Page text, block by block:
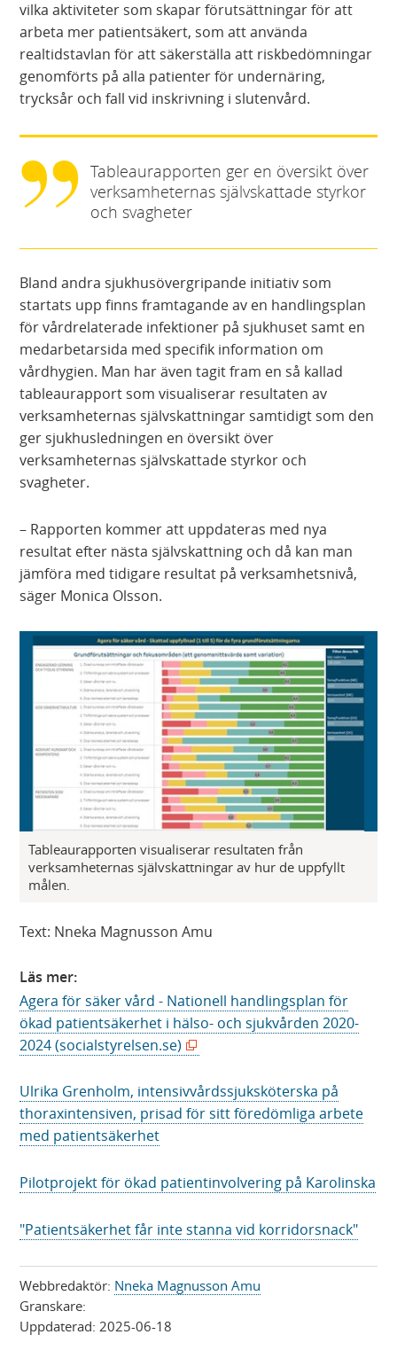
vilka aktiviteter som skapar förutsättningar för att
arbeta mer patientsäkert, som att använda
realtidstavlan för att säkerställa att riskbedömningar
genomförts på alla patienter för undernäring,
trycksår och fall vid inskrivning i slutenvård.
Tableaurapporten ger en översikt över
verksamheternas självskattade styrkor
och svagheter
Bland andra sjukhusövergripande initiativ som
startats upp finns framtagande av en handlingsplan
för vårdrelaterade infektioner på sjukhuset samt en
medarbetarsida med specifik information om
vårdhygien. Man har även tagit fram en så kallad
tableaurapport som visualiserar resultaten av
verksamheternas självskattningar samtidigt som den
ger sjukhusledningen en översikt över
verksamheternas självskattade styrkor och
svagheter.
– Rapporten kommer att uppdateras med nya
resultat efter nästa självskattning och då kan man
jämföra med tidigare resultat på verksamhetsnivå,
säger Monica Olsson.
Tableaurapporten visualiserar resultaten från
verksamheternas självskattningar av hur de uppfyllt
målen.
Text: Nneka Magnusson Amu
Läs mer:
Agera för säker vård - Nationell handlingsplan för
ökad patientsäkerhet i hälso- och sjukvården 2020-
2024 (socialstyrelsen.se)
p
p
s
i
y
t
t
Ulrika Grenholm, intensivvårdssjuksköterska på
thoraxintensiven, prisad för sitt föredömliga arbete
med patientsäkerhet
Pilotprojekt för ökad patientinvolvering på Karolinska
"Patientsäkerhet får inte stanna vid korridorsnack"
Webbredaktör: Nneka Magnusson Amu
Granskare:
Uppdaterad: 2025-06-18